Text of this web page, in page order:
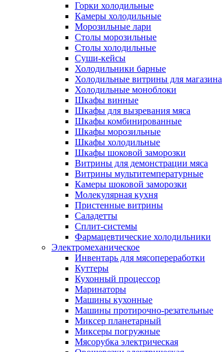
Горки холодильные
Камеры холодильные
Морозильные лари
Столы морозильные
Столы холодильные
Суши-кейсы
Холодильники барные
Холодильные витрины для магазина
Холодильные моноблоки
Шкафы винные
Шкафы для вызревания мяса
Шкафы комбинированные
Шкафы морозильные
Шкафы холодильные
Шкафы шоковой заморозки
Витрины для демонстрации мяса
Витрины мультитемпературные
Камеры шоковой заморозки
Молекулярная кухня
Пристенные витрины
Саладетты
Сплит-системы
Фармацевтические холодильники
Электромеханическое
Инвентарь для мясопереработки
Куттеры
Кухонный процессор
Маринаторы
Машины кухонные
Машины протирочно-резательные
Миксер планетарный
Миксеры погружные
Мясорубка электрическая